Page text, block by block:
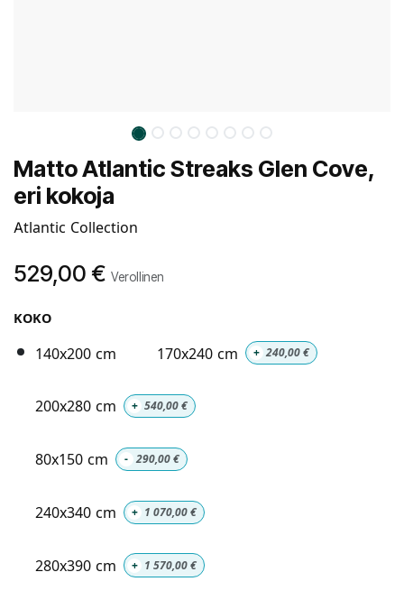
Matto Atlantic Streaks Glen Cove,
eri kokoja
Atlantic Collection
529,00 € Verollinen
KOKO
140x200 cm 170x240 cm + 240,00 €
200x280 cm + 540,00 €
80x150 cm - 290,00 €
240x340 cm + 1 070,00 €
280x390 cm + 1 570,00 €